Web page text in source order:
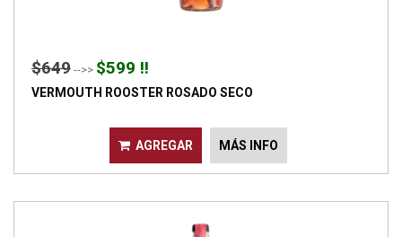
$649 -->> $599 !!
VERMOUTH ROOSTER ROSADO SECO
AGREGAR MÁS INFO